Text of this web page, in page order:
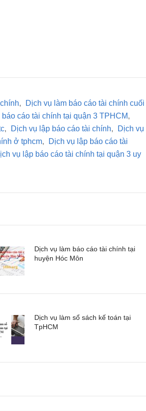
,
Dịch vụ làm báo cáo tài chính cuối
cáo tài chính tại quận 3 TPHCM,
, Dịch vụ lập báo cáo tài chính,
Dịch vụ
ở tphcm,
Dịch vụ lập báo cáo tài
vụ lập báo cáo tài chính tại quận 3 uy
Dịch vụ làm báo cáo tài chính tại
huyện Hóc Môn
Dịch vụ làm sổ sách kế toán tại
TpHCM